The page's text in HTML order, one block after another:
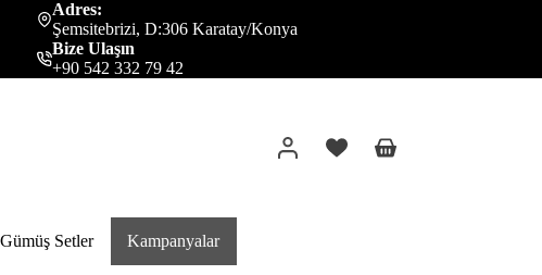
Adres:
Şemsitebrizi, D:306 Karatay/Konya
Bize Ulaşın
+90 542 332 79 42
Alışveriş
Gümüş Setler Kampanyalar